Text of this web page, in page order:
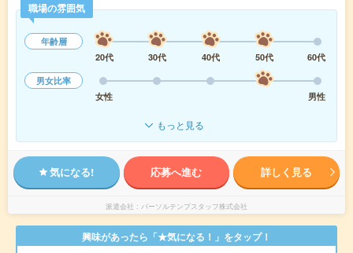
職場の雰囲気
年齢層
20代
30代 40代 50代
60代
男女比率
女性
男性
もっと見る
気になる! 応募へ進む 詳しく見る
派遣会社 パーソルテンプスタッフ株式会社
興味があったら「★気になる！」をタップ！